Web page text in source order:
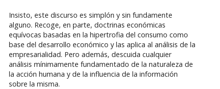
Insisto, este discurso es simplón y sin fundamente
alguno. Recoge, en parte, doctrinas económicas
equívocas basadas en la hipertrofia del consumo como
base del desarrollo económico y las aplica al análisis de la
empresarialidad. Pero además, descuida cualquier
análisis mínimamente fundamentado de la naturaleza de
la acción humana y de la influencia de la información
sobre la misma.